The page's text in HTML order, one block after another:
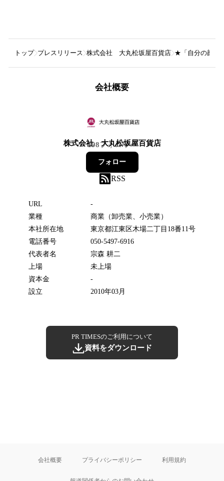
トップ プレスリリース 株式会社 大丸松坂屋百貨店 ★「自分の顔を
会社概要
株式会社 大丸松坂屋百貨店
198フォロワー
フォロー
RSS
URL
-
業種
商業（卸売業、小売業）
本社所在地
東京都江東区木場二丁目18番11号
電話番号
050-5497-6916
代表者名
宗森 耕二
上場
未上場
資本金
-
設立
2010年03月
PR TIMESのご利用について
資料をダウンロード
会社概要 プライバシーポリシー 利用規約